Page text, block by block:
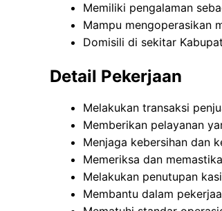
Memiliki pengalaman
Mampu mengoperasikan
Domisili di sekitar
Detail Pekerjaan
Melakukan transaksi
Memberikan pelayanan
Menjaga kebersihan dan
Memeriksa dan
Melakukan penutupan
Membantu dalam